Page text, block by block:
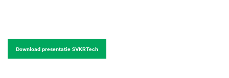
Download presentatie SVKRTech